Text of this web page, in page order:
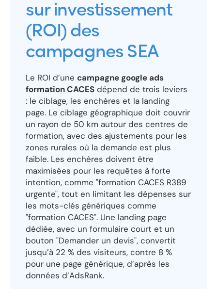
sur investissement
(ROI) des
campagnes SEA
Le ROI d’une campagne google ads
formation CACES dépend de trois leviers
: le ciblage, les enchères et la landing
page. Le ciblage géographique doit couvrir
un rayon de 50 km autour des centres de
formation, avec des ajustements pour les
zones rurales où la demande est plus
faible. Les enchères doivent être
maximisées pour les requêtes à forte
intention, comme "formation CACES R389
urgente", tout en limitant les dépenses sur
les mots-clés génériques comme
"formation CACES". Une landing page
dédiée, avec un formulaire court et un
bouton "Demander un devis", convertit
jusqu’à 22 % des visiteurs, contre 8 %
pour une page générique, d’après les
données d’AdsRank.